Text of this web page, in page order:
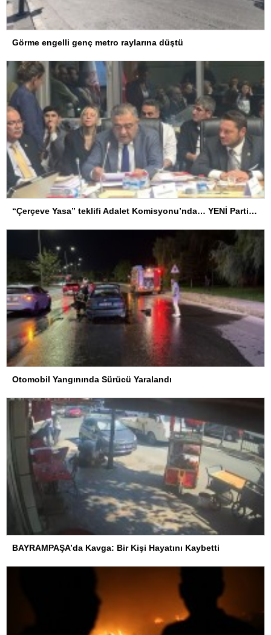
Görme engelli genç metro raylarına düştü
“Çerçeve Yasa” teklifi Adalet Komisyonu’nda… YENİ Partili Tanrıkulu: Bir insana ‘Silahını bırak, ülkene dön, siyasal ve toplumsal hayata katıl’ diyorsanız, o insan kapıdan içeri girdiğinde başına ne geleceğini bilmelidir
Otomobil Yangınında Sürücü Yaralandı
BAYRAMPAŞA’da Kavga: Bir Kişi Hayatını Kaybetti